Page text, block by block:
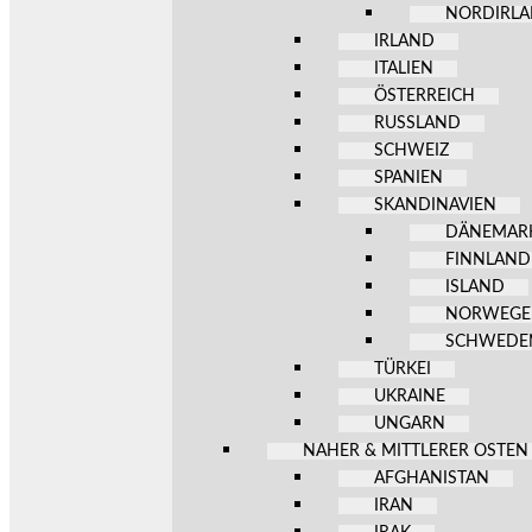
IRLAND
ITALIEN
ÖSTERREICH
RUSSLAND
SCHWEIZ
SPANIEN
SKANDINAVIEN
FINNLAND
ISLAND
TÜRKEI
UKRAINE
UNGARN
NAHER & MITTLERER OSTEN
AFGHANISTAN
IRAN